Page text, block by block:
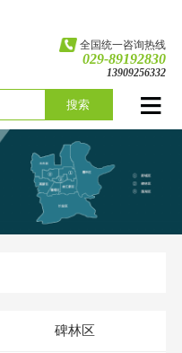
全国统一咨询热线
029-89192830
13909256332
搜索
碑林区